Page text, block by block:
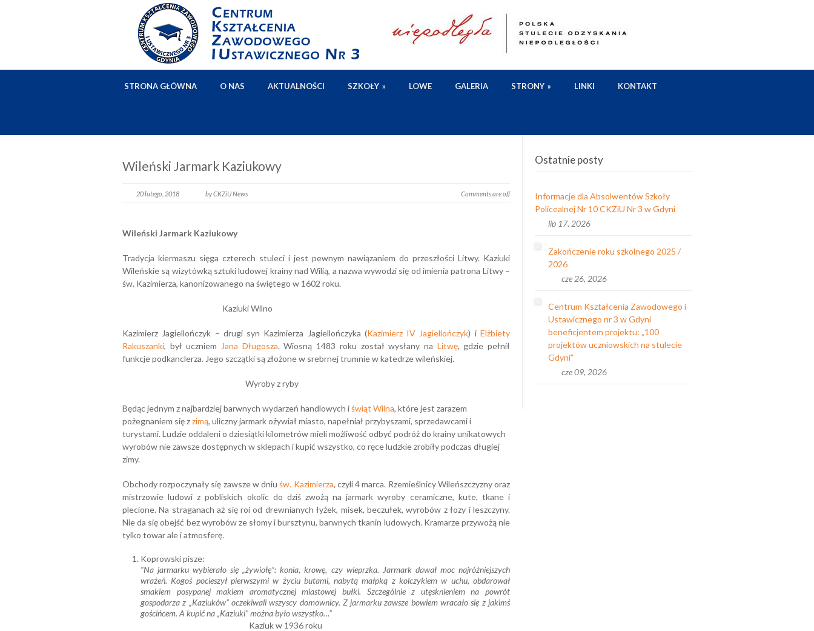
STRONA GŁÓWNA O NAS AKTUALNOŚCI SZKOŁY » LOWE GALERIA STRONY » LINKI KONTAKT
Wileński Jarmark Kaziukowy
20 lutego, 2018 by CKZiU News Comments are off
Wileński Jarmark Kaziukowy
Tradycja kiermaszu sięga czterech stuleci i jest pewnym nawiązaniem do przeszłości Litwy. Kaziuki
Wileńskie są wizytówką sztuki ludowej krainy nad Wilią, a nazwa wywodzi się od imienia patrona Litwy –
św. Kazimierza, kanonizowanego na świętego w 1602 roku.
Kaziuki Wilno
Kazimierz Jagiellończyk – drugi syn Kazimierza Jagiellończyka (Kazimierz IV Jagiellończyk) iElżbiety
Rakuszanki, był uczniem Jana Długosza. Wiosną 1483 roku został wysłany na Litwę, gdzie pełnił
funkcje podkanclerza. Jego szczątki są złożone w srebrnej trumnie w katedrze wileńskiej.
Wyroby z ryby
Będąc jednym z najbardziej barwnych wydarzeń handlowych iświąt Wilna, które jest zarazem
pożegnaniem się zzimą, uliczny jarmark ożywiał miasto, napełniał przybyszami, sprzedawcami i
turystami. Ludzie oddaleni o dziesiątki kilometrów mieli możliwość odbyć podróż do krainy unikatowych
wyrobów nie zawsze dostępnych w sklepach i kupić wszystko, co ręce ludzkie zrobiły podczas długiej
zimy.
Obchody rozpoczynały się zawsze w dniuśw. Kazimierza, czyli 4 marca. Rzemieślnicy Wileńszczyzny oraz
mistrzowie ludowi z pobliskich okolic do dziś zwożą na jarmark wyroby ceramiczne, kute, tkane i
plecione. Na straganach aż się roi od drewnianych łyżek, misek, beczułek, wyrobów z łozy i leszczyny.
Nie da się obejść bez wyrobów ze słomy i bursztynu, barwnych tkanin ludowych. Kramarze przywożą nie
tylko towar ale i atmosferę.
Koprowski pisze:
“Na jarmarku wybierało się „żywiołę”: konia, krowę, czy wieprzka. Jarmark dawał moc najróżniejszych
wrażeń. Kogoś pocieszył pierwszymi w życiu butami, nabytą małpką z kolczykiem w uchu, obdarował
smakiem posypanej makiem aromatycznej miastowej bułki. Szczególnie z utęsknieniem na powrót
gospodarza z „Kaziuków” oczekiwali wszyscy domownicy. Z jarmarku zawsze bowiem wracało się z jakimś
gościńcem. A kupić na „Kaziuki” można było wszystko…”
Kaziuk w 1936 roku
Ostatnie posty
Informacje dla Absolwentów Szkoły
Policealnej Nr 10 CKZiU Nr 3 w Gdyni
lip 17, 2026
Zakończenie roku szkolnego 2025 /
2026
cze 26, 2026
Centrum Kształcenia Zawodowego i
Ustawicznego nr 3 w Gdyni
beneficjentem projektu: „100
projektów uczniowskich na stulecie
Gdyni”
cze 09, 2026